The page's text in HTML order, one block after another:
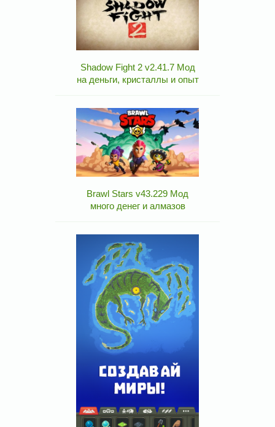
Shadow Fight 2 v2.41.7 Мод
на деньги, кристаллы и опыт
Brawl Stars v43.229 Мод
много денег и алмазов